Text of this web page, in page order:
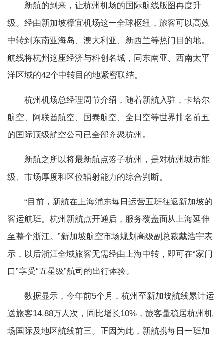
新航的到来，让杭州机场的国际航线版图再度升
级。经由新加坡樟宜机场这一全球枢纽，旅客可以高效
中转到东南亚海岛、澳大利亚、新西兰等热门目的地。
航线将杭州这座经济与科创名城，同东南亚、西南太平
洋区域的42个中转目的地紧密联结。
杭州机场总经理周节介绍，随着新航入驻，卡塔尔
航空、阿联酋航空、国泰航空、全日空等世界排名前五
的国际顶级航空公司已全部齐聚杭州。
新航之所以将最新航点落子杭州，是对杭州城市能
级、市场厚度和区位辐射能力的综合判断。
“目前，新航在上海浦东每日运营五班往返新加坡的
客运航班。杭州新航点开通后，服务覆盖面从上海延伸
至整个浙江。”新加坡航空市场规划高级副总裁戴浩宇表
示，以后浙江全域旅客无需经由上海中转，即可在“家门
口”享受“五星级”航司的出行体验。
数据显示，今年前5个月，杭州至新加坡航线累计运
送旅客14.88万人次，同比增长10%，旅客量稳居杭州机
场国际及地区航线前三。正因为此，新航携每日一班加